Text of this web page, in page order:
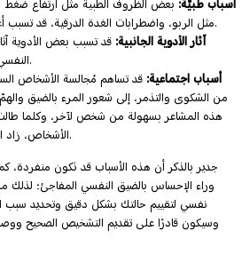
أسباب طبيّة: بعض الظروف الطبية مثل ارتفاع ضغط
مثل الربو، واضطرابات الغدة الدرقية، قد تسبب أعراض الضيق المفاجئ.
آثار الأدوية الجانبية: قد تسبب بعض الأدوية
النفسي والاضطراب العاطفي.
أسباب اجتماعية: قد تساهم مُجالسة الأشخاص
من الشكوى والتذمر، إلى شعور المرء بالضيق
هذه المشاعر بسهولة من شخص لآخر، وكلما طالت
الأشخاص، زاد والضيق.
جدير بالذكر أن هذه الأسباب قد تكون منفردة،
وراء الإحساس بالضيق النفسي المفاجئ؛ لذلك
نفسي لتقييم حالتك بشكل دقيق وتحديد سبب
وسيكون قادرًا على تقديم التشخيص الصحيح